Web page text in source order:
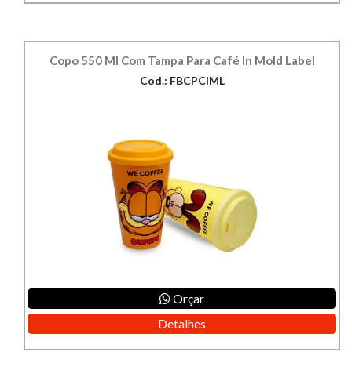
Copo 550 Ml Com Tampa Para Café In Mold Label
Cod.: FBCPCIML
Orçar
Detalhes